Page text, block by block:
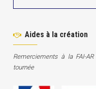
Aides à la création
Remerciements à la FAI-
tournée